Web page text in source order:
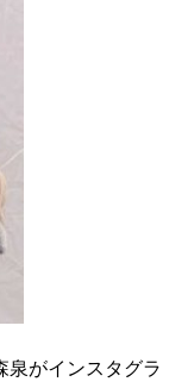
泉がインスタグラ